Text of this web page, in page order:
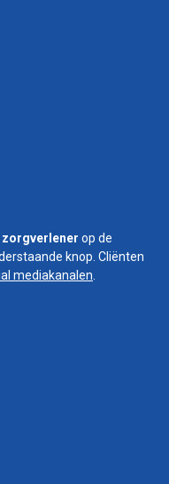
zorgverlener op de
knop. Cliënten
mediakanalen